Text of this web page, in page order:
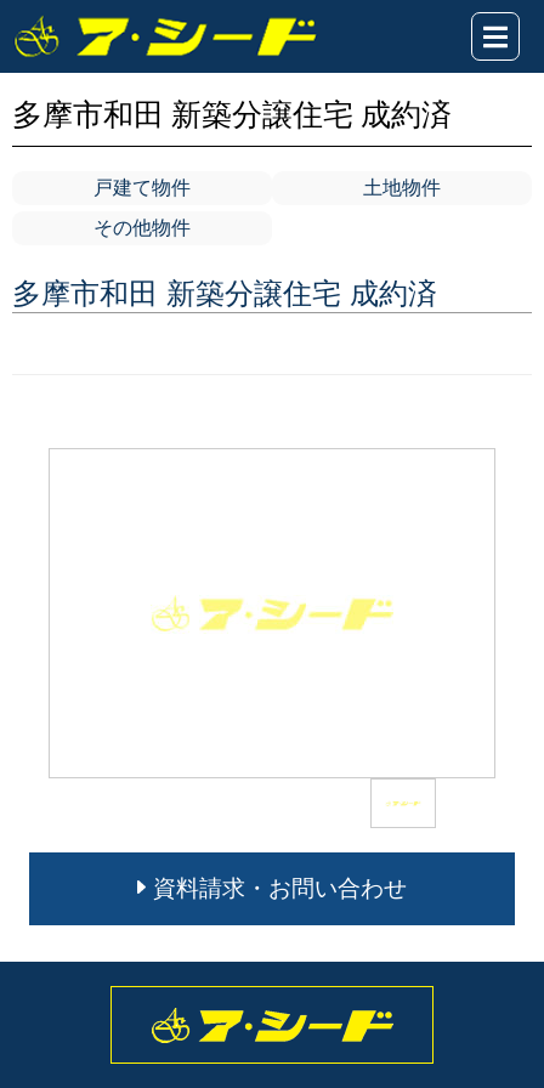
多摩市和田 新築分譲住宅 成約済
戸建て物件
土地物件
その他物件
多摩市和田 新築分譲住宅 成約済
資料請求・お問い合わせ